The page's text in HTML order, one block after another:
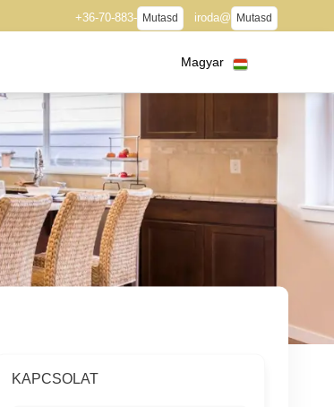
+36-70-883- Mutasd iroda@ Mutasd
Magyar
KAPCSOLAT